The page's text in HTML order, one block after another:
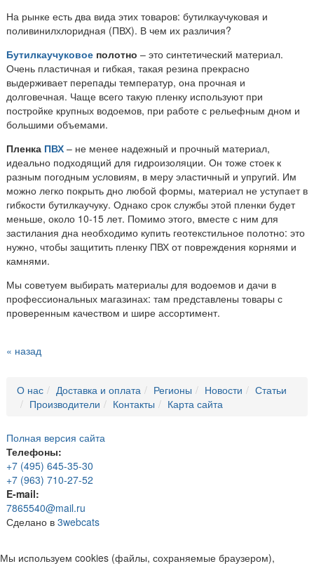
На рынке есть два вида этих товаров: бутилкаучуковая и
поливинилхлоридная (ПВХ). В чем их различия?
Бутилкаучуковое полотно – это синтетический материал.
Очень пластичная и гибкая, такая резина прекрасно
выдерживает перепады температур, она прочная и
долговечная. Чаще всего такую пленку используют при
постройке крупных водоемов, при работе с рельефным дном и
большими объемами.
Пленка ПВХ – не менее надежный и прочный материал,
идеально подходящий для гидроизоляции. Он тоже стоек к
разным погодным условиям, в меру эластичный и упругий. Им
можно легко покрыть дно любой формы, материал не уступает в
гибкости бутилкаучуку. Однако срок службы этой пленки будет
меньше, около 10-15 лет. Помимо этого, вместе с ним для
застилания дна необходимо купить геотекстильное полотно: это
нужно, чтобы защитить пленку ПВХ от повреждения корнями и
камнями.
Мы советуем выбирать материалы для водоемов и дачи в
профессиональных магазинах: там представлены товары с
проверенным качеством и шире ассортимент.
« назад
О нас Доставка и оплата Регионы Новости
Статьи
Производители
Контакты Карта сайта
Полная версия сайта
Телефоны:
+7 (495) 645-35-30
+7 (963) 710-27-52
E-mail:
7865540@mail.ru
Сделано в 3webcats
Мы используем cookies (файлы, сохраняемые браузером),